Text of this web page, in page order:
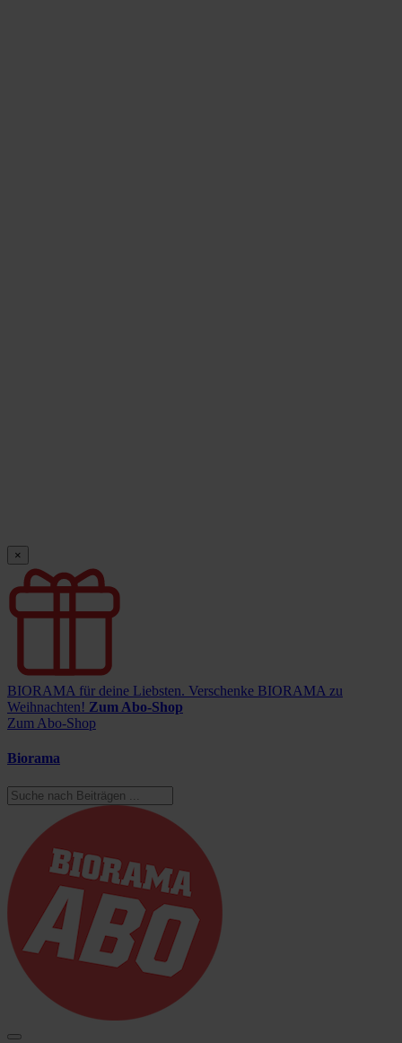
×
BIORAMA für deine Liebsten. Verschenke BIORAMA zu
Weihnachten! Zum Abo-Shop
Zum Abo-Shop
Biorama